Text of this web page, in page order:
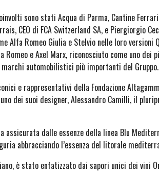
sono stati Acqua di Parma, Cantine
CEO di FCA Switzerland SA, e Piergiorgio
Alfa Romeo Giulia e Stelvio nelle loro versioni
e Axel Marx, riconosciuto come uno
automobilistici più importanti del Gruppo.
e rappresentativi della Fondazione
uno dei suoi designer, Alessandro Camilli, il
assicurata dalle essenze della linea Blu
abbracciando l’essenza del litorale
è stato enfatizzato dai sapori unici dei vini